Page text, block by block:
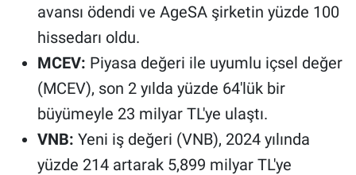
avansı ödendi ve AgeSA şirketin yüzde 100
hissedarı oldu.
MCEV: Piyasa değeri ile uyumlu içsel değer
(MCEV), son 2 yılda yüzde 64'lük bir
büyümeyle 23 milyar TL'ye ulaştı.
VNB: Yeni iş değeri (VNB), 2024 yılında
yüzde 214 artarak 5,899 milyar TL'ye